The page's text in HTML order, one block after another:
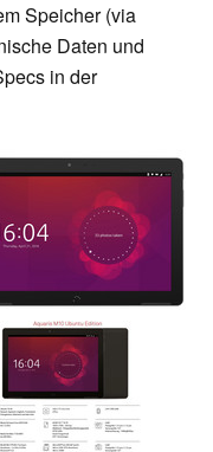
Speicher (via
Daten und
in der